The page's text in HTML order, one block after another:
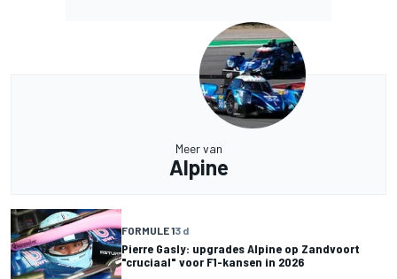
Meer van
Alpine
FORMULE 13 d
Pierre Gasly: upgrades Alpine op Zandvoort
"cruciaal" voor F1-kansen in 2026